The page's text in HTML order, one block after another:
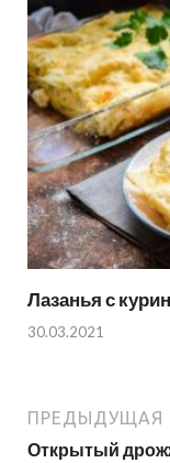
Лазанья с
30.03.2021
ПРЕДЫДУЩАЯ
Открытый